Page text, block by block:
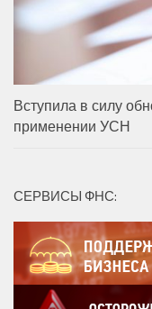
Вступила в силу
применении УСН
СЕРВИСЫ ФНС: